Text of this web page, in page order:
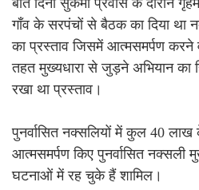
गाँव के सरपंचों से बैठक का दिया था
का प्रस्ताव जिसमें आत्मसमर्पण करने
तहत मुख्यधारा से जुड़ने अभियान का
रखा था प्रस्ताव।
पुनर्वासित नक्सलियों में कुल 40 लाख
आत्मसमर्पण किए पुनर्वासित
घटनाओं में रह चुके हैं शामिल।